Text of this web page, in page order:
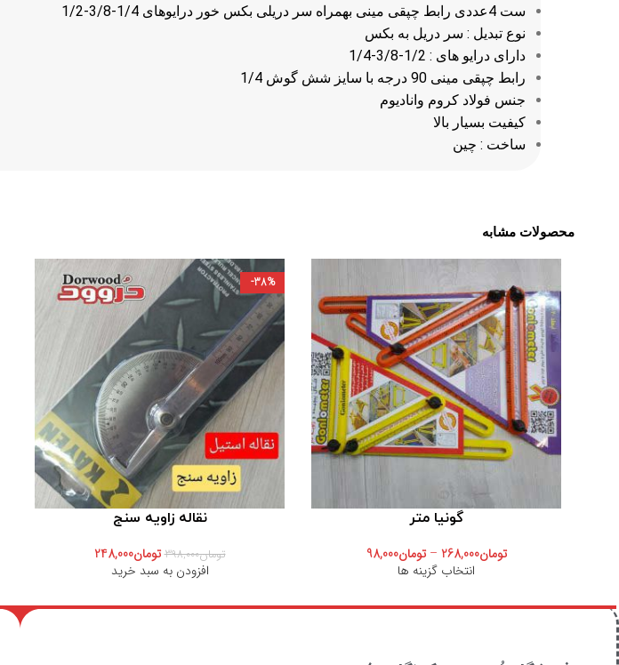
ست 4عددی رابط چپقی مینی بهمراه سر دریلی بکس خور درایوهای 1/4-3/8-1/2
نوع تبدیل : سر دریل به بکس
دارای درایو های : 1/2-3/8-1/4
رابط چپقی مینی 90 درجه با سایز شش گوش 1/4
جنس فولاد کروم وانادیوم
کیفیت بسیار بالا
ساخت : چین
محصولات مشابه
گونیا متر
تومان268,000
– تومان98,000
انتخاب گزینه ها
-38%
نقاله زاویه سنج
تومان398,000 تومان248,000
افزودن به سبد خرید